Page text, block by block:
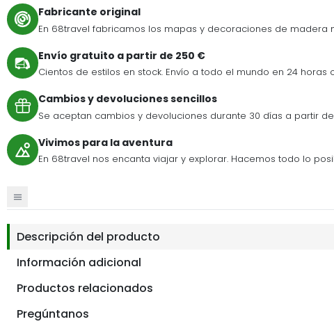
Fabricante original
En 68travel fabricamos los mapas y decoraciones de madera
Envío gratuito a partir de 250 €
Cientos de estilos en stock. Envío a todo el mundo en 24 horas
Cambios y devoluciones sencillos
Se aceptan cambios y devoluciones durante 30 días a partir
Vivimos para la aventura
En 68travel nos encanta viajar y explorar. Hacemos todo lo
Descripción del producto
Información adicional
Productos relacionados
Pregúntanos